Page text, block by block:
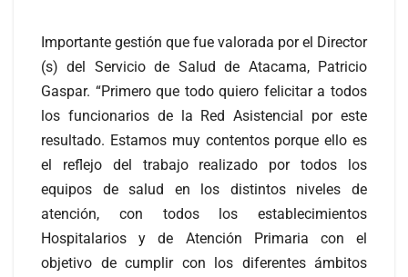
Importante gestión que fue valorada por el Director
(s) del Servicio de Salud de Atacama, Patricio
Gaspar. “Primero que todo quiero felicitar a todos
los funcionarios de la Red Asistencial por este
resultado. Estamos muy contentos porque ello es
el reflejo del trabajo realizado por todos los
equipos de salud en los distintos niveles de
atención, con todos los establecimientos
Hospitalarios y de Atención Primaria con el
objetivo de cumplir con los diferentes ámbitos